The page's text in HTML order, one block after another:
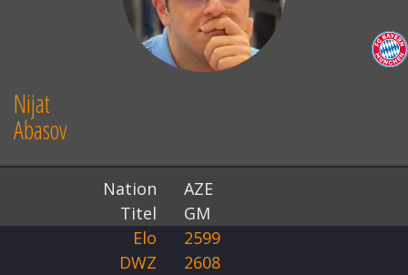
Nijat
Abasov
Nation
AZE
Titel
GM
Elo
2599
DWZ
2608